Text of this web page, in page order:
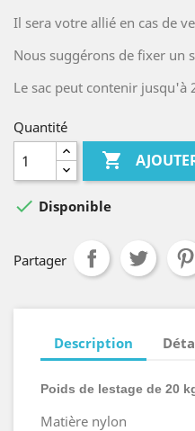
Il sera votre allié en cas de
Nous suggérons de fixer un
Le sac peut contenir jusqu'à
Quantité

 Disponible
Partager
Description
Poids de lestage de 20
Matière nylon